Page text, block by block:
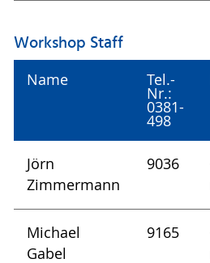
Workshop Staff
Name Tel.-
Nr.:
0381-
498
Jörn
Zimmermann
9036
Michael
Gabel
9165